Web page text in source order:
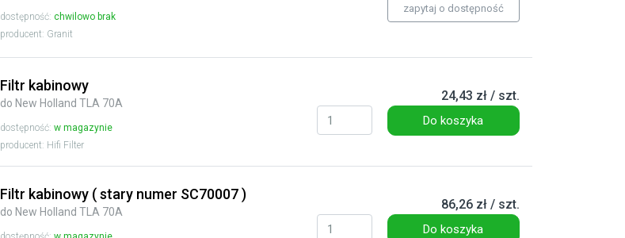
dostępność:chwilowo brak
producent: Granit
zapytaj o dostępność
Filtr kabinowy
do New Holland TLA 70A
dostępność:w magazynie
producent: Hifi Filter
24,43 zł / szt.
Do koszyka
Filtr kabinowy ( stary numer SC70007 )
do New Holland TLA 70A 86,26 zł / szt.
Do koszyka